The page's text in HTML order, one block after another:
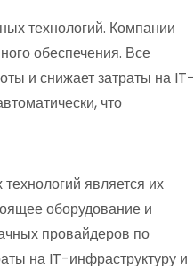
технологий. Компании
обеспечения. Все
и снижает затраты на IT-
что
является их
оборудование и
провайдеров по
на IT-инфраструктуру и